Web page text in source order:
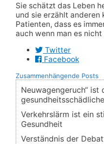
Sie schätzt das Leben
und sie erzählt
Patienten, dass es
auch wenn man es
Twitter
Facebook
Zusammenhängende Posts
Neuwagengeruch“ ist
Verkehrslärm ist ein
Gesundheit
Verständnis der